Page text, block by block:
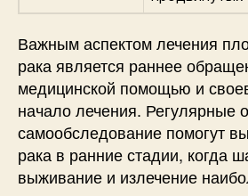
Важным аспектом лечения
рака является раннее
медицинской помощью и
начало лечения. Регулярные
самообследование помогут
рака в ранние стадии, когда
выживание и излечение